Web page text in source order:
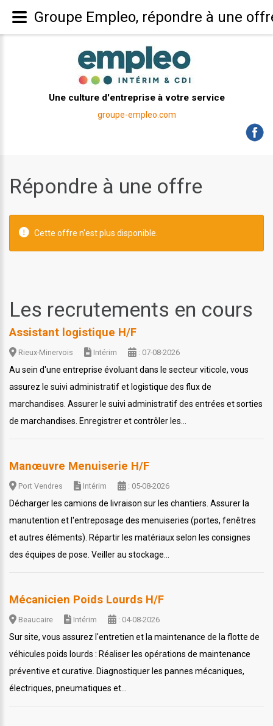
Une culture d'entreprise à votre service
groupe-empleo.com
Répondre à une offre
Cette offre n'est plus disponible.
Les recrutements en cours
Assistant logistique H/F
Rieux-Minervois Intérim : 07-08-2026
Au sein d'une entreprise évoluant dans le secteur viticole, vous
assurez le suivi administratif et logistique des flux de
marchandises. Assurer le suivi administratif des entrées et sorties
de marchandises. Enregistrer et contrôler les...
Manœuvre Menuiserie H/F
Port Vendres Intérim : 05-08-2026
Décharger les camions de livraison sur les chantiers. Assurer la
manutention et l'entreposage des menuiseries (portes, fenêtres
et autres éléments). Répartir les matériaux selon les consignes
des équipes de pose. Veiller au stockage...
Mécanicien Poids Lourds H/F
Beaucaire Intérim : 04-08-2026
Sur site, vous assurez l'entretien et la maintenance de la flotte de
véhicules poids lourds : Réaliser les opérations de maintenance
préventive et curative. Diagnostiquer les pannes mécaniques,
électriques, pneumatiques et...
Groupe Empleo, répondre à une